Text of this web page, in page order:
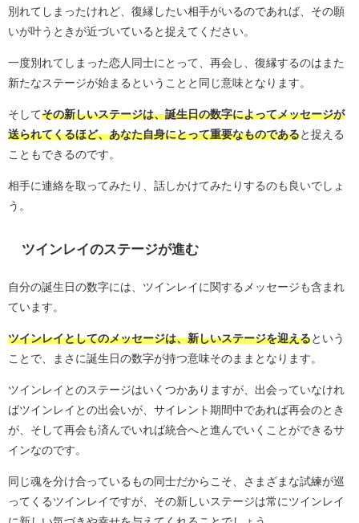
別れてしまったけれど、復縁したい相手がいるのであれば、その願
いが叶うときが近づいていると捉えてください。
一度別れてしまった恋人同士にとって、再会し、復縁するのはまた
新たなステージが始まるということと同じ意味となります。
そしてその新しいステージは、誕生日の数字によってメッセージが
送られてくるほど、あなた自身にとって重要なものである と捉える
こともできるのです。
相手に連絡を取ってみたり、話しかけてみたりするのも良いでしょ
う。
ツインレイのステージが進む
自分の誕生日の数字には、ツインレイに関するメッセージも含まれ
ています。
ツインレイとしてのメッセージは、新しいステージを迎えるという
ことで、まさに誕生日の数字が持つ意味そのままとなります。
ツインレイとのステージはいくつかありますが、出会っていなけれ
ばツインレイとの出会いが、サイレント期間中であれば再会のとき
が、そして再会も済んでいれば統合へと進んでいくことができるサ
インなのです。
同じ魂を分け合っているもの同士だからこそ、さまざまな試練が巡
ってくるツインレイですが、その新しいステージは常にツインレイ